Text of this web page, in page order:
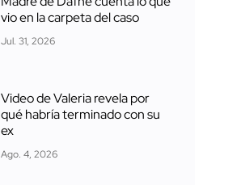
vio en la carpeta del caso
Jul. 31, 2026
Video de Valeria revela por
qué habría terminado con su
ex
Ago. 4, 2026